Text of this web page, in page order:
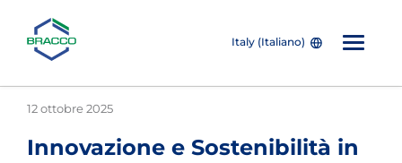
Skip to main content
Italy (Italiano)
12 ottobre 2025
Innovazione e Sostenibilità in